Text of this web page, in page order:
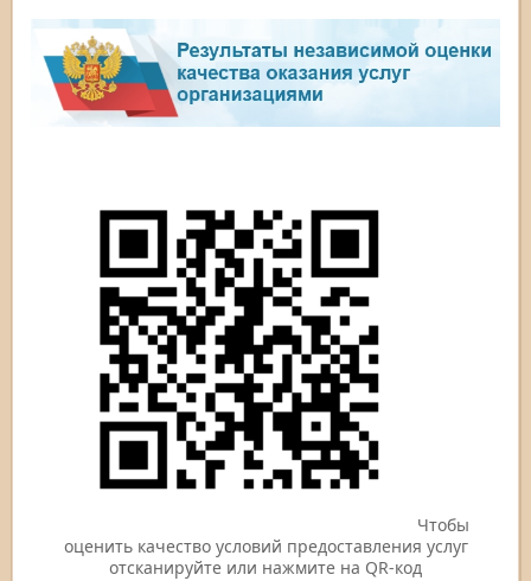
Чтобы
оценить качество условий предоставления услуг
отсканируйте или нажмите на QR-код